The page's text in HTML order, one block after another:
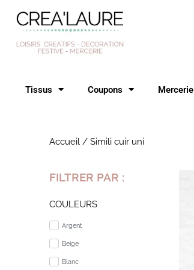
Tissus Coupons Mercerie
Accueil / Simili cuir uni
FILTRER PAR :
COULEURS
Argent
Beige
Blanc